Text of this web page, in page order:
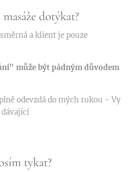
dotýkat?
a klient je pouze
může být pádným důvodem
odevzdá do mých rukou - Vy
tykat?